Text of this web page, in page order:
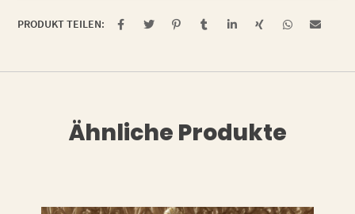
PRODUKT TEILEN:
Ähnliche Produkte